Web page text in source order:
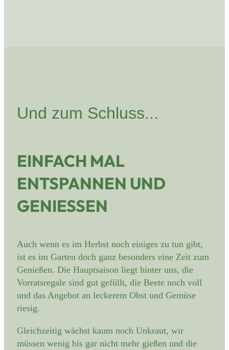
Und zum Schluss...
EINFACH MAL
ENTSPANNEN UND
GENIESSEN
Auch wenn es im Herbst noch einiges zu tun gibt,
ist es im Garten doch ganz besonders eine Zeit zum
Genießen. Die Hauptsaison liegt hinter uns, die
Vorratsregale sind gut gefüllt, die Beete noch voll
und das Angebot an leckerem Obst und Gemüse
riesig.
Gleichzeitig wächst kaum noch Unkraut, wir
müssen wenig bis gar nicht mehr gießen und die